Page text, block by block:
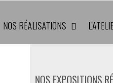
NOS RÉALISATIONS
NOS EXPOSITIONS